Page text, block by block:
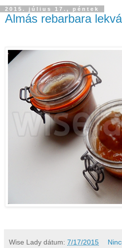
2015. július 17., péntek
Almás rebarbara
Wise Lady dátum: 7/17/2015